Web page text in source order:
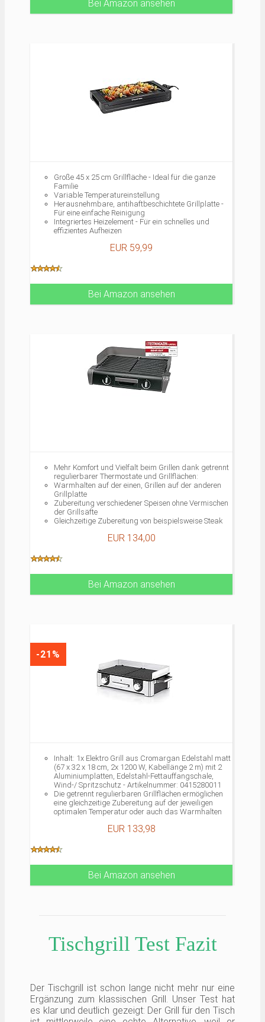
Bei Amazon ansehen
Große 45 x 25 cm Grillfläche - Ideal für die ganze
Familie
Variable Temperatureinstellung
Herausnehmbare, antihaftbeschichtete Grillplatte -
Für eine einfache Reinigung
Integriertes Heizelement - Für ein schnelles und
effizientes Aufheizen
Herausnehmbare, spülmaschinenfeste
2.400 Watt
EUR 59,99
Bei Amazon ansehen
Mehr Komfort und Vielfalt beim Grillen dank getrennt
regulierbarer Thermostate und Grillflächen:
Warmhalten auf der einen, Grillen auf der anderen
Grillplatte
Zubereitung verschiedener Speisen ohne Vermischen
der Grillsäfte
Gleichzeitige Zubereitung von beispielsweise Steak
EUR 134,00
Bei Amazon ansehen
-21%
Inhalt: 1x Elektro Grill aus Cromargan Edelstahl matt
(67 x 32 x 18 cm, 2x 1200 W, Kabellänge 2 m) mit 2
Aluminiumplatten, Edelstahl-Fettauffangschale,
Wind-/ Spritzschutz - Artikelnummer: 0415280011
Die getrennt regulierbaren Grillflächen ermöglichen
eine gleichzeitige Zubereitung auf der jeweiligen
optimalen Temperatur oder auch das Warmhalten
Die antihaftbeschichteten Grillplatten (Fläche
Drehknöpfen bedient (variable
gleichmäßige Wärmeverteilung
Der elektrische Grill ist outdoorzertifiziert: für die
wenn die Platten korrekt eingebaut sind
EUR 133,98
Bei Amazon ansehen
Tischgrill Test Fazit
Der Tischgrill ist schon lange nicht mehr nur eine
Ergänzung zum klassischen Grill. Unser Test hat
es klar und deutlich gezeigt: Der Grill für den Tisch